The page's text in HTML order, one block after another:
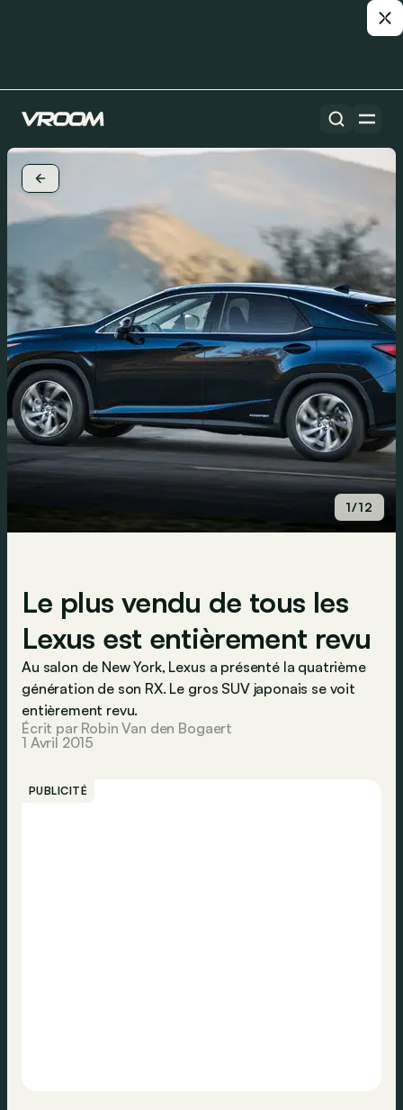
1/12
Le plus vendu de tous les
Lexus est entièrement revu
Au salon de New York, Lexus a présenté la quatrième
génération de son RX. Le gros SUV japonais se voit
entièrement revu.
Écrit par Robin Van den Bogaert
1 Avril 2015
PUBLICITÉ